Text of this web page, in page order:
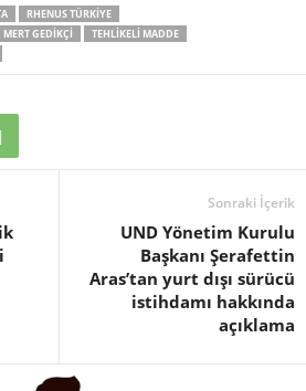
RHENUS TÜRKIYE
GEDIKÇI
TEHLIKELI MADDE
Sonraki İçerik
UND Yönetim Kurulu
Başkanı Şerafettin
Aras’tan yurt dışı sürücü
istihdamı hakkında
açıklama